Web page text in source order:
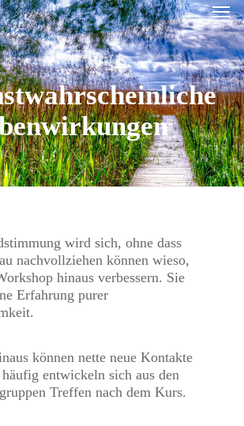
wird sich, ohne dass
nachvollziehen können wieso,
hinaus verbessern. Sie
Erfahrung purer
können nette neue Kontakte
häufig entwickeln sich aus den
Treffen nach dem Kurs.